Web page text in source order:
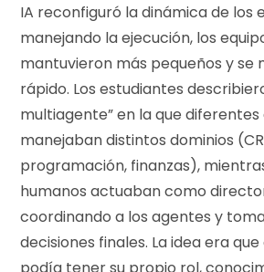
IA reconfiguró la dinámica de los
manejando la ejecución, los
mantuvieron más pequeños y se
rápido. Los estudiantes
multiagente” en la que diferentes
manejaban distintos dominios
programación, finanzas),
humanos actuaban como
coordinando a los agentes y
decisiones finales. La idea era